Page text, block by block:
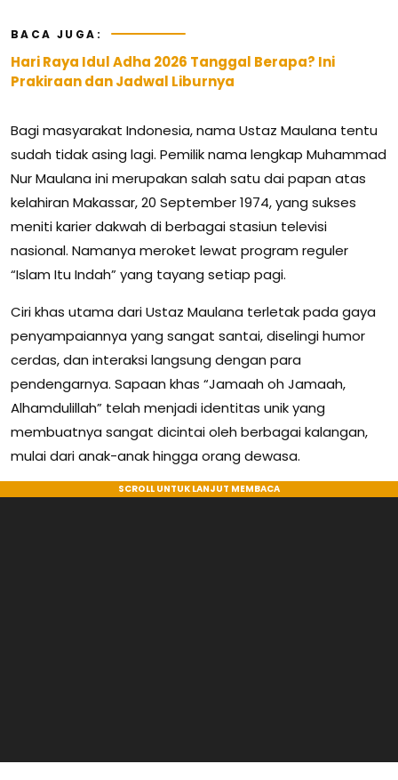
BACA JUGA:
Hari Raya Idul Adha 2026 Tanggal Berapa? Ini
Prakiraan dan Jadwal Liburnya
Bagi masyarakat Indonesia, nama Ustaz Maulana tentu
sudah tidak asing lagi. Pemilik nama lengkap Muhammad
Nur Maulana ini merupakan salah satu dai papan atas
kelahiran Makassar, 20 September 1974, yang sukses
meniti karier dakwah di berbagai stasiun televisi
nasional. Namanya meroket lewat program reguler
“Islam Itu Indah” yang tayang setiap pagi.
Ciri khas utama dari Ustaz Maulana terletak pada gaya
penyampaiannya yang sangat santai, diselingi humor
cerdas, dan interaksi langsung dengan para
pendengarnya. Sapaan khas “Jamaah oh Jamaah,
Alhamdulillah” telah menjadi identitas unik yang
membuatnya sangat dicintai oleh berbagai kalangan,
mulai dari anak-anak hingga orang dewasa.